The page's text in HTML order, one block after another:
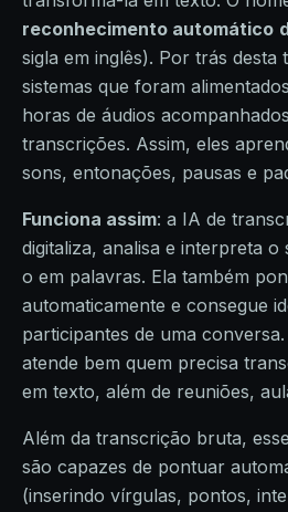
reconhecimento automático
sigla em inglês). Por trás desta
sistemas que foram
horas de áudios
transcrições. Assim, eles
sons, entonações, pausas e
Funciona assim: a IA de
digitaliza, analisa e interpreta
o em palavras. Ela também
automaticamente e consegue
participantes de uma
atende bem quem precisa
em texto, além de reuniões,
Além da transcrição bruta,
são capazes de pontuar
(inserindo vírgulas, pontos,